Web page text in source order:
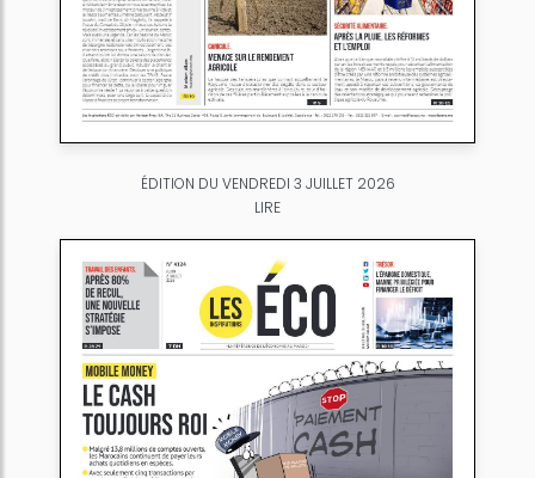
ÉDITION DU VENDREDI 3 JUILLET 2026
LIRE